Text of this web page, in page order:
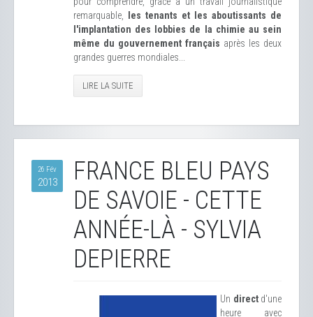
remarquable,
les tenants et les aboutissants de
l'implantation des lobbies de la chimie au sein
même du gouvernement français après les deux
grandes guerres mondiales...
LIRE LA SUITE
26 Fév
2013
FRANCE BLEU PAYS
DE SAVOIE - CETTE
ANNÉE-LÀ - SYLVIA
DEPIERRE
Un directd'une
heure avec